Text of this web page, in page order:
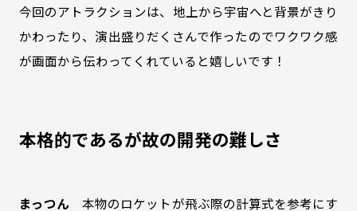
今回のアトラクションは、地上から宇宙へと背景がきり
かわったり、演出盛りだくさんで作ったのでワクワク感
が画面から伝わってくれていると嬉しいです！
本格的であるが故の開発の難しさ
まっつん 本物のロケットが飛ぶ際の計算式を参考にす